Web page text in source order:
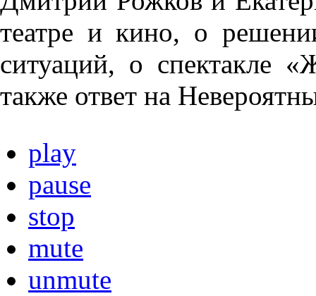
театре и кино, о
ситуаций, о спектакле
также ответ на
play
pause
stop
mute
unmute